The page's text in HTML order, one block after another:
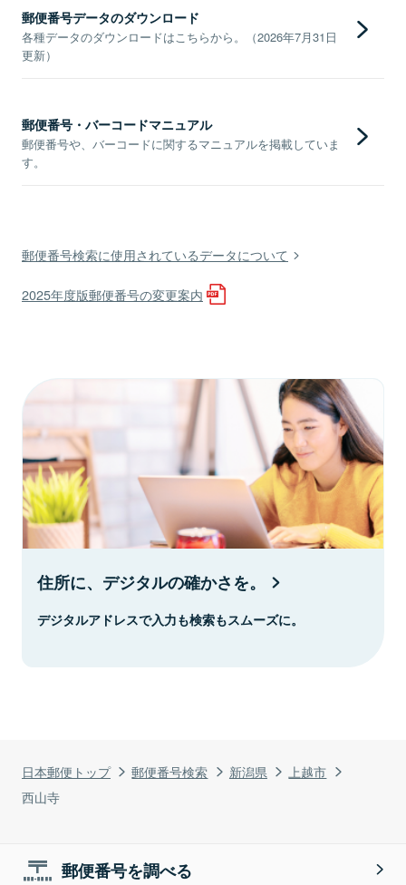
日本郵便トップ 郵便番号検索 新潟県
上越市
西山寺
郵便番号データのダウンロード
各種データのダウンロードはこちらから。（2026年7月31日
更新）
郵便番号・バーコードマニュアル
郵便番号や、バーコードに関するマニュアルを掲載していま
す。
郵便番号検索に使用されているデータについて
2025年度版郵便番号の変更案内
住所に、デジタルの確かさを。
デジタルアドレスで入力も検索もスムーズに。
郵便番号を調べる